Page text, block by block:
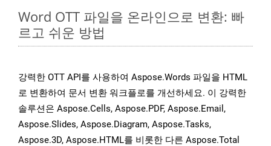
Word OTT 파일을 온라인으로 변환: 빠
르고 쉬운 방법
강력한 OTT API를 사용하여 Aspose.Words 파일을 HTML
로 변환하여 문서 변환 워크플로를 개선하세요. 이 강력한
솔루션은 Aspose.Cells, Aspose.PDF, Aspose.Email,
Aspose.Slides, Aspose.Diagram, Aspose.Tasks,
Aspose.3D, Aspose.HTML를 비롯한 다른 Aspose.Total